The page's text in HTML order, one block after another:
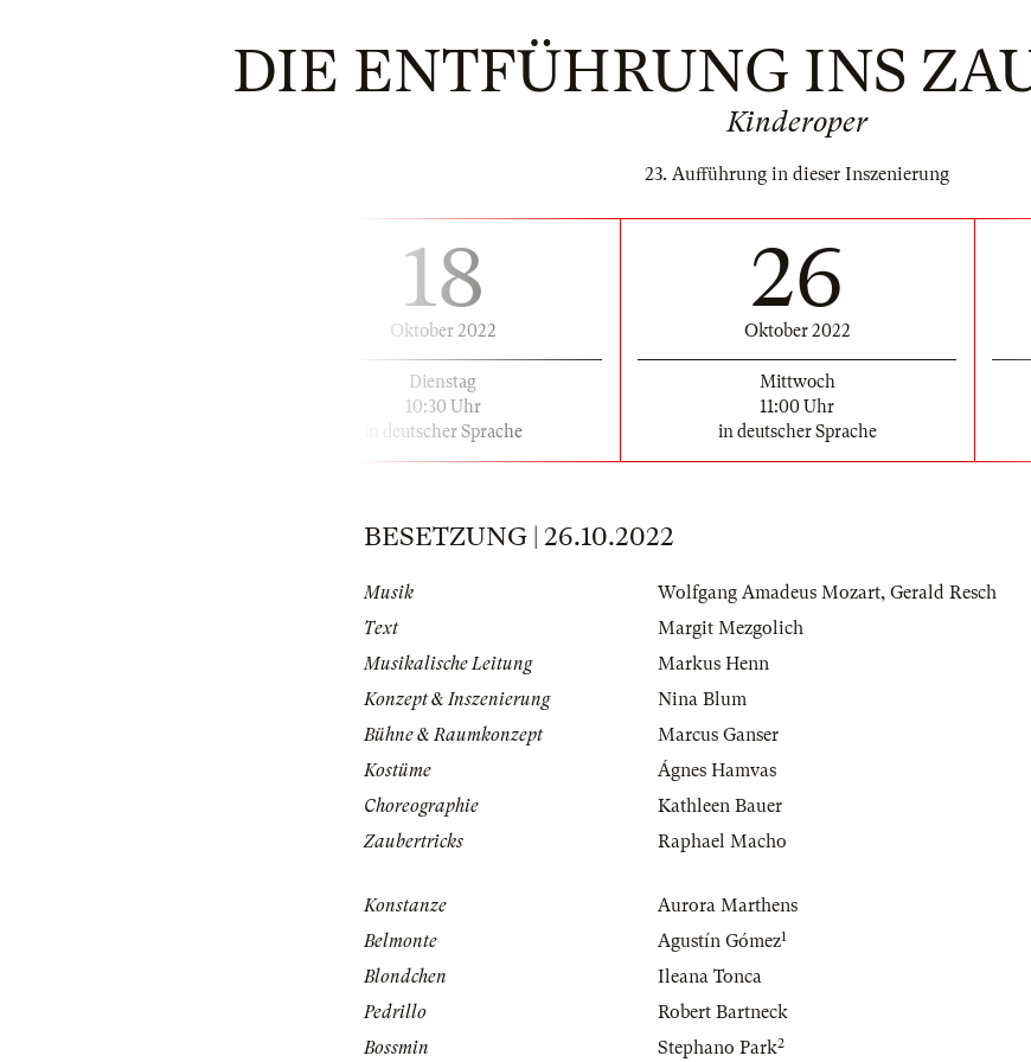
DIE ENTFÜHRUNG INS
Kinderoper
23. Aufführung in dieser Inszenierung
18
Oktober 2022
Dienstag
10:30 Uhr
in deutscher Sprache
26
Oktober 2022
Mittwoch
11:00 Uhr
in deutscher Sprache
BESETZUNG | 26.10.2022
Musik Wolfgang Amadeus Mozart, Gerald Resch
Text
Margit Mezgolich
Musikalische Leitung
Markus Henn
Konzept & Inszenierung
Nina Blum
Bühne & Raumkonzept
Marcus Ganser
Kostüme
Ágnes Hamvas
Choreographie
Kathleen Bauer
Zaubertricks
Raphael Macho
Konstanze
Aurora Marthens
Belmonte
Agustín Gómez1
Blondchen
Ileana Tonca
Pedrillo
Robert Bartneck
Bossmin
Stephano Park2